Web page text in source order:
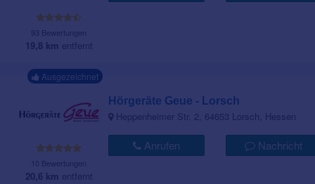
93 Bewertungen
19,8 km entfernt
Ausgezeichnet
10 Bewertungen
20,6 km entfernt
Hörgeräte Geue - Lorsch
Heppenheimer Str. 2, 64653 Lorsch, Hessen
Anrufen Nachricht